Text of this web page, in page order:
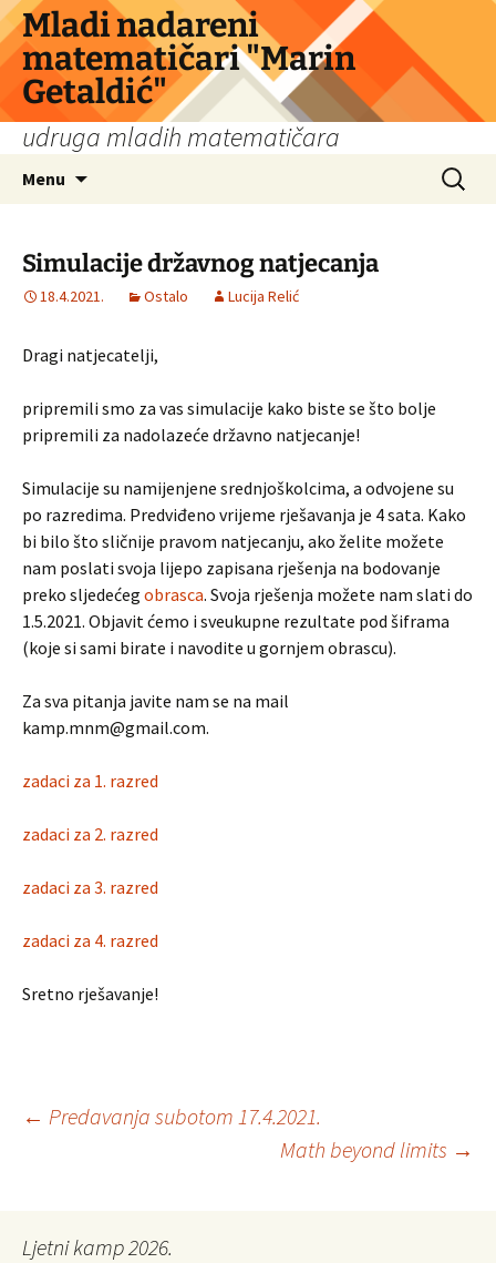
Skip
to
content
Mladi nadareni
matematičari "Marin
Getaldić"
udruga mladih matematičara
Menu
Search
for:
Simulacije državnog natjecanja
18.4.2021. Ostalo Lucija Relić
Dragi natjecatelji,
pripremili smo za vas simulacije kako biste se što bolje
pripremili za nadolazeće državno natjecanje!
Simulacije su namijenjene srednjoškolcima, a odvojene su
po razredima. Predviđeno vrijeme rješavanja je 4 sata. Kako
bi bilo što sličnije pravom natjecanju, ako želite možete
nam poslati svoja lijepo zapisana rješenja na bodovanje
preko sljedećeg obrasca. Svoja rješenja možete nam slati do
1.5.2021. Objavit ćemo i sveukupne rezultate pod šiframa
(koje si sami birate i navodite u gornjem obrascu).
Za sva pitanja javite nam se na mail
kamp.mnm@gmail.com.
zadaci za 1. razred
zadaci za 2. razred
zadaci za 3. razred
zadaci za 4. razred
Sretno rješavanje!
Post
← Predavanja subotom 17.4.2021.
Math beyond limits →
Ljetni kamp 2026.